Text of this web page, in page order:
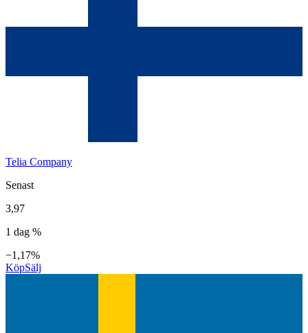
Telia Company
Senast
3,97
1 dag %
−1,17%
KöpSälj